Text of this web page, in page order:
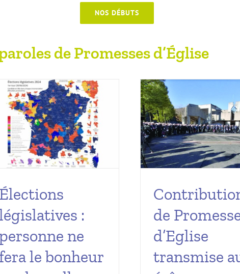
NOS DÉBUTS
de Promesses d’Église
Élections
:
ne
le bonheur
de
d’Eglise
transmise